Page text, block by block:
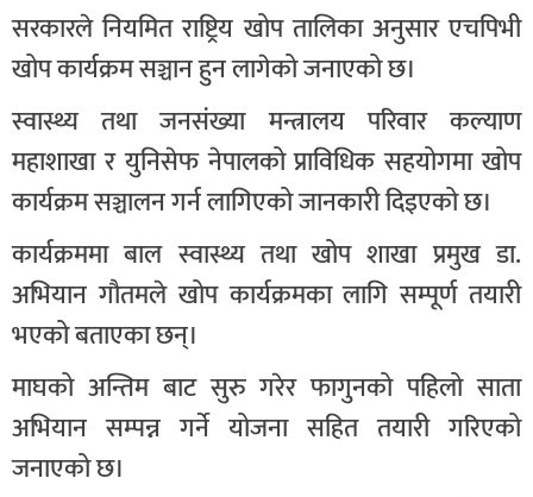
सरकारले नियमित राष्ट्रिय खोप तालिका अनुसार एचपिभी
खोप कार्यक्रम सञ्चान हुन लागेको जनाएको छ।
स्वास्थ्य तथा जनसंख्या मन्त्रालय परिवार कल्याण
महाशाखा र युनिसेफ नेपालको प्राविधिक सहयोगमा खोप
कार्यक्रम सञ्चालन गर्न लागिएको जानकारी दिइएको छ।
कार्यक्रममा बाल स्वास्थ्य तथा खोप शाखा प्रमुख डा.
अभियान गौतमले खोप कार्यक्रमका लागि सम्पूर्ण तयारी
भएको बताएका छन्।
माघको अन्तिम बाट सुरु गरेर फागुनको पहिलो साता
अभियान सम्पन्न गर्ने योजना सहित तयारी गरिएको
जनाएको छ।